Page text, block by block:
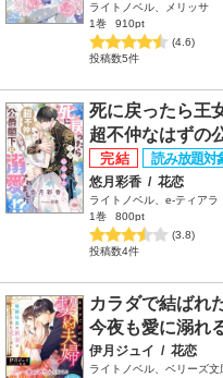
ライトノベル、メリッサ
1巻
910pt
(4.6)
投稿数5件
死に戻ったら王
超不仲なはずの
悠月彩香 / 花恋
ライトノベル、e-ティアラ
1巻
800pt
(3.8)
投稿数4件
カラダで結ばれ
今夜も愛に溺れ
伊月ジュイ / 花恋
ライトノベル、ベリーズ文